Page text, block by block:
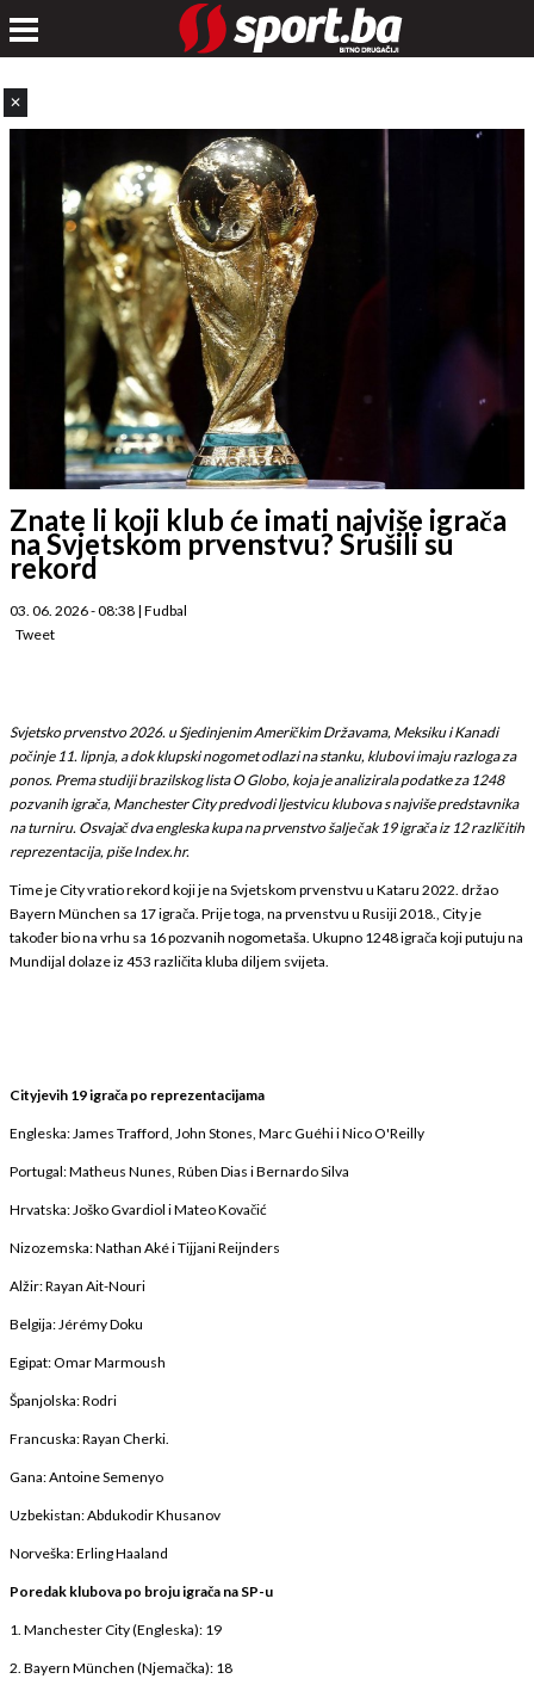
✕
Znate li koji klub će imati najviše igrača
na Svjetskom prvenstvu? Srušili su
rekord
03. 06. 2026 - 08:38 | Fudbal
Tweet
Svjetsko prvenstvo 2026. u Sjedinjenim Američkim Državama, Meksiku i Kanadi
počinje 11. lipnja, a dok klupski nogomet odlazi na stanku, klubovi imaju razloga za
ponos. Prema studiji brazilskog lista O Globo, koja je analizirala podatke za 1248
pozvanih igrača, Manchester City predvodi ljestvicu klubova s najviše predstavnika
na turniru. Osvajač dva engleska kupa na prvenstvo šalje čak 19 igrača iz 12 različitih
reprezentacija, piše Index.hr.
Time je City vratio rekord koji je na Svjetskom prvenstvu u Kataru 2022. držao
Bayern München sa 17 igrača. Prije toga, na prvenstvu u Rusiji 2018., City je
također bio na vrhu sa 16 pozvanih nogometaša. Ukupno 1248 igrača koji putuju na
Mundijal dolaze iz 453 različita kluba diljem svijeta.
Cityjevih 19 igrača po reprezentacijama
Engleska: James Trafford, John Stones, Marc Guéhi i Nico O'Reilly
Portugal: Matheus Nunes, Rúben Dias i Bernardo Silva
Hrvatska: Joško Gvardiol i Mateo Kovačić
Nizozemska: Nathan Aké i Tijjani Reijnders
Alžir: Rayan Ait-Nouri
Belgija: Jérémy Doku
Egipat: Omar Marmoush
Španjolska: Rodri
Francuska: Rayan Cherki.
Gana: Antoine Semenyo
Uzbekistan: Abdukodir Khusanov
Norveška: Erling Haaland
Poredak klubova po broju igrača na SP-u
1. Manchester City (Engleska): 19
2. Bayern München (Njemačka): 18